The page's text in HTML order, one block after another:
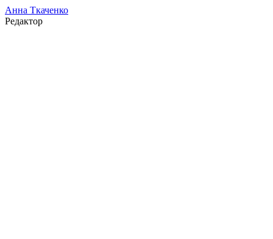
Анна Ткаченко
Редактор